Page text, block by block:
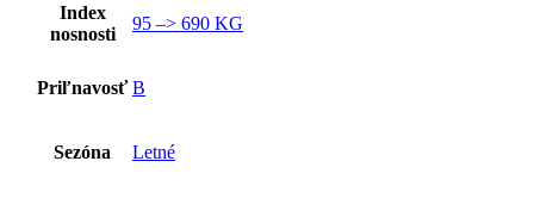
Index
nosnosti
95 –> 690 KG
Priľnavosť B
Sezóna Letné